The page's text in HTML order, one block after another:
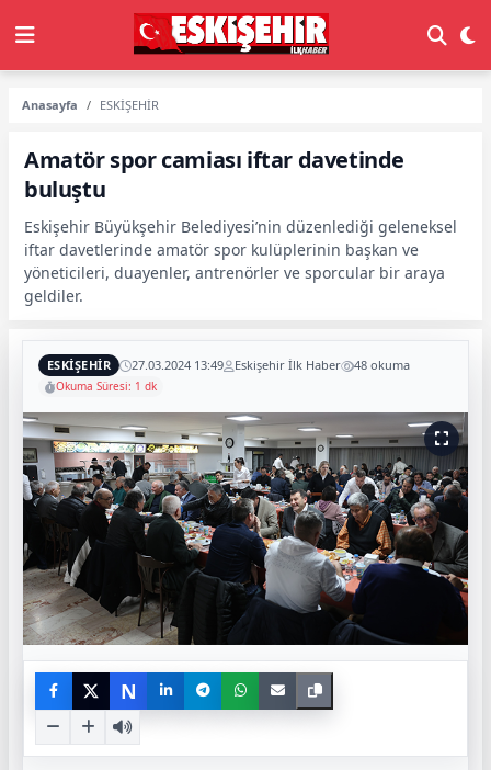
Anasayfa ESKİŞEHİR
Amatör spor camiası iftar davetinde
buluştu
Eskişehir Büyükşehir Belediyesi’nin düzenlediği geleneksel
iftar davetlerinde amatör spor kulüplerinin başkan ve
yöneticileri, duayenler, antrenörler ve sporcular bir araya
geldiler.
ESKİŞEHİR 27.03.2024 13:49 Eskişehir İlk Haber 48 okuma
Okuma Süresi: 1 dk
N